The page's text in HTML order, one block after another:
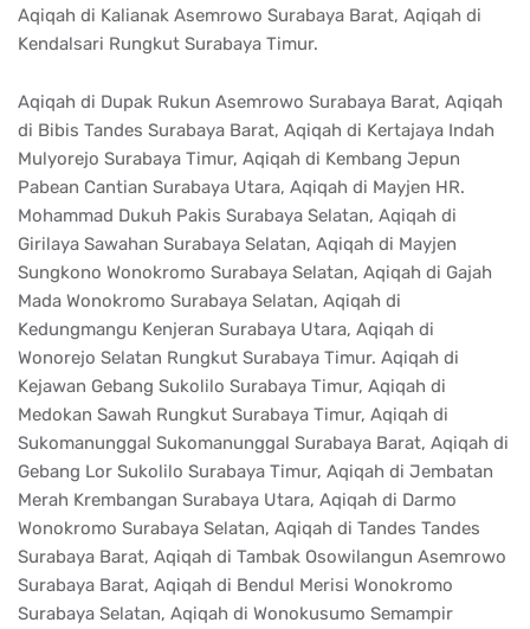
Aqiqah di Kalianak Asemrowo Surabaya Barat, Aqiqah di
Kendalsari Rungkut Surabaya Timur.
Aqiqah di Dupak Rukun Asemrowo Surabaya Barat, Aqiqah
di Bibis Tandes Surabaya Barat, Aqiqah di Kertajaya Indah
Mulyorejo Surabaya Timur, Aqiqah di Kembang Jepun
Pabean Cantian Surabaya Utara, Aqiqah di Mayjen HR.
Mohammad Dukuh Pakis Surabaya Selatan, Aqiqah di
Girilaya Sawahan Surabaya Selatan, Aqiqah di Mayjen
Sungkono Wonokromo Surabaya Selatan, Aqiqah di Gajah
Mada Wonokromo Surabaya Selatan, Aqiqah di
Kedungmangu Kenjeran Surabaya Utara, Aqiqah di
Wonorejo Selatan Rungkut Surabaya Timur. Aqiqah di
Kejawan Gebang Sukolilo Surabaya Timur, Aqiqah di
Medokan Sawah Rungkut Surabaya Timur, Aqiqah di
Sukomanunggal Sukomanunggal Surabaya Barat, Aqiqah di
Gebang Lor Sukolilo Surabaya Timur, Aqiqah di Jembatan
Merah Krembangan Surabaya Utara, Aqiqah di Darmo
Wonokromo Surabaya Selatan, Aqiqah di Tandes Tandes
Surabaya Barat, Aqiqah di Tambak Osowilangun Asemrowo
Surabaya Barat, Aqiqah di Bendul Merisi Wonokromo
Surabaya Selatan, Aqiqah di Wonokusumo Semampir